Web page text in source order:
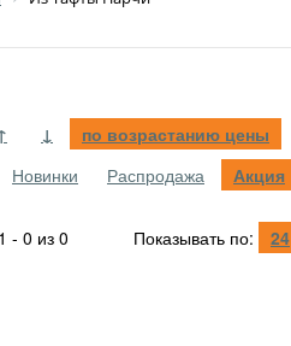
↓ по возрастанию цены
Новинки Распродажа Акция
- 0 из 0 Показывать по: 24